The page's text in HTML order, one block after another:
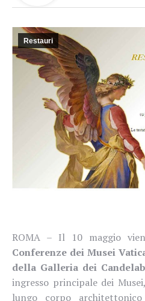
Restauri
ROMA – Il 10 maggio
Conferenze dei Musei
della Galleria dei
ingresso principale dei
lungo corpo